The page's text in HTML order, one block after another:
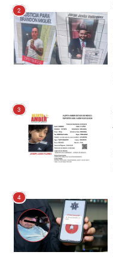
2
3
4